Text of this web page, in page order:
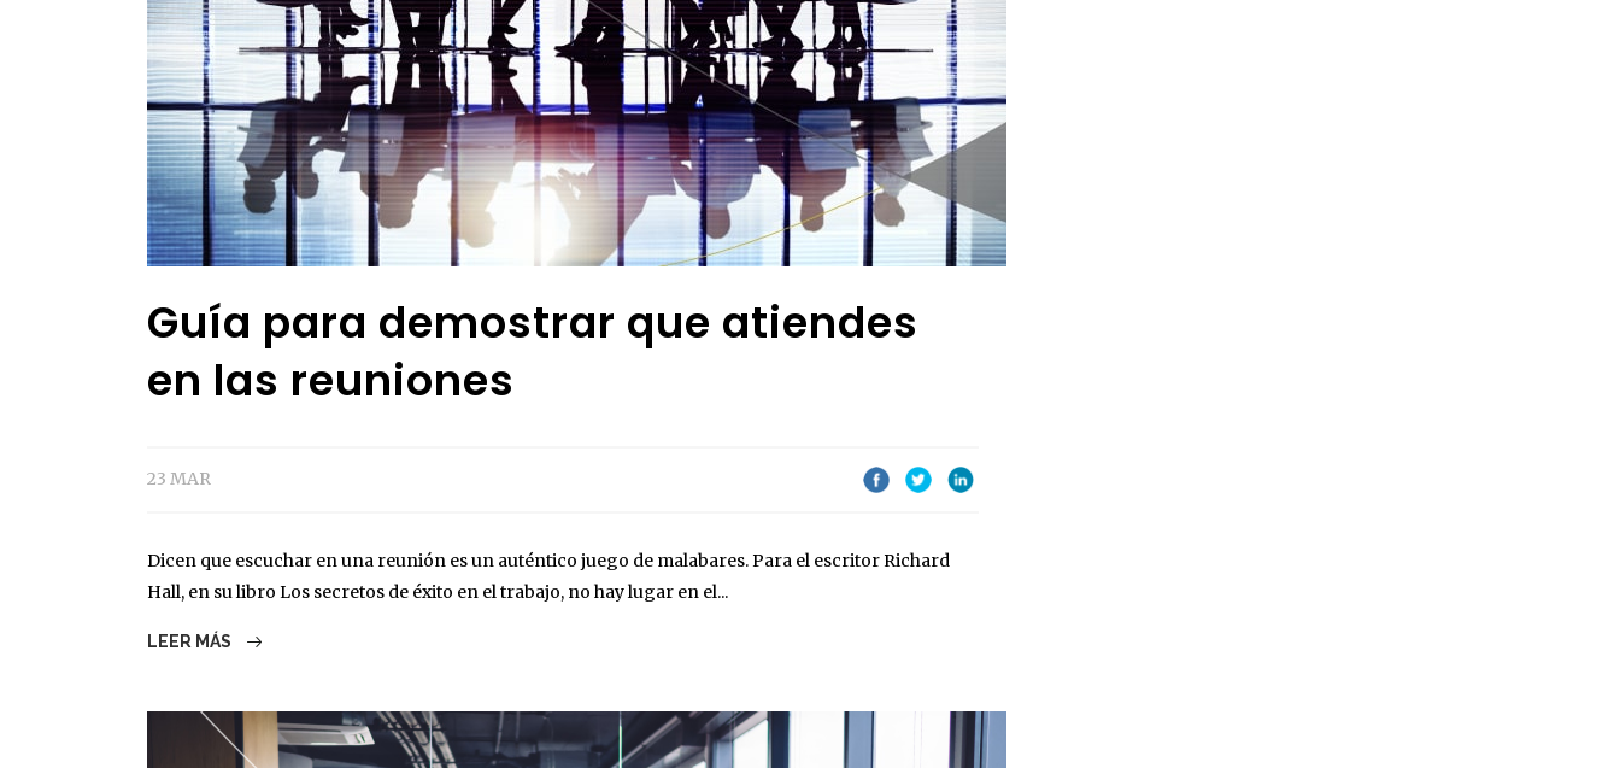
Guía para demostrar que atiendes
en las reuniones
23 MAR
Dicen que escuchar en una reunión es un auténtico juego de malabares. Para el escritor Richard
Hall, en su libro Los secretos de éxito en el trabajo, no hay lugar en el...
LEER MÁS